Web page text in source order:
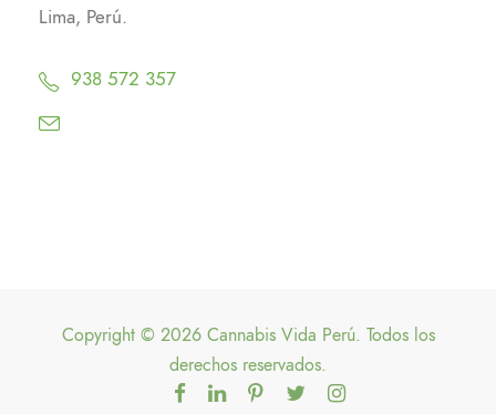
Lima, Perú.
938 572 357
Copyright © 2026 Cannabis Vida Perú. Todos los
derechos reservados.